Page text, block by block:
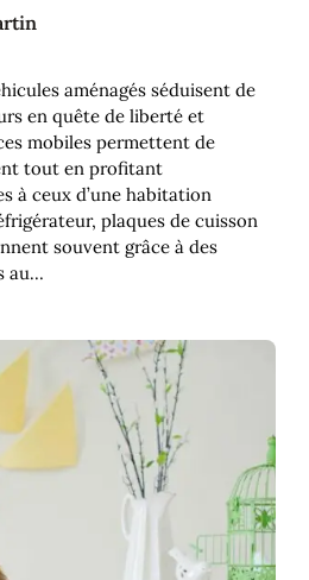
aménagés séduisent de
en quête de liberté et
mobiles permettent de
tout en profitant
à ceux d’une habitation
plaques de cuisson
souvent grâce à des
au…